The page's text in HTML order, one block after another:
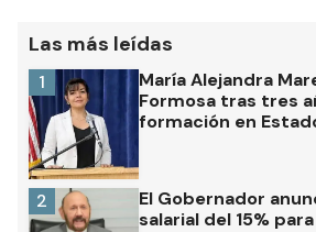
Las más leídas
María Alejandra
Formosa tras tres
formación en
1
El Gobernador
salarial del 15%
2